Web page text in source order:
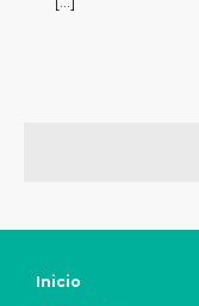
Inicio